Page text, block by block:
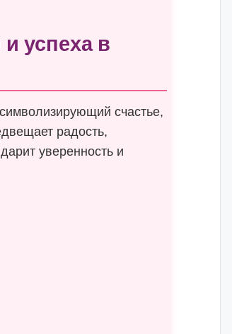
успеха в
счастье,
радость,
уверенность и